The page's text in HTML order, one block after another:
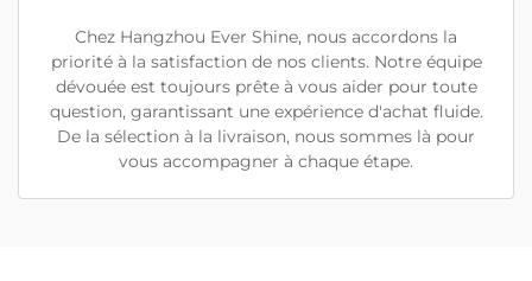
Chez Hangzhou Ever Shine, nous accordons la
priorité à la satisfaction de nos clients. Notre équipe
dévouée est toujours prête à vous aider pour toute
question, garantissant une expérience d'achat fluide.
De la sélection à la livraison, nous sommes là pour
vous accompagner à chaque étape.